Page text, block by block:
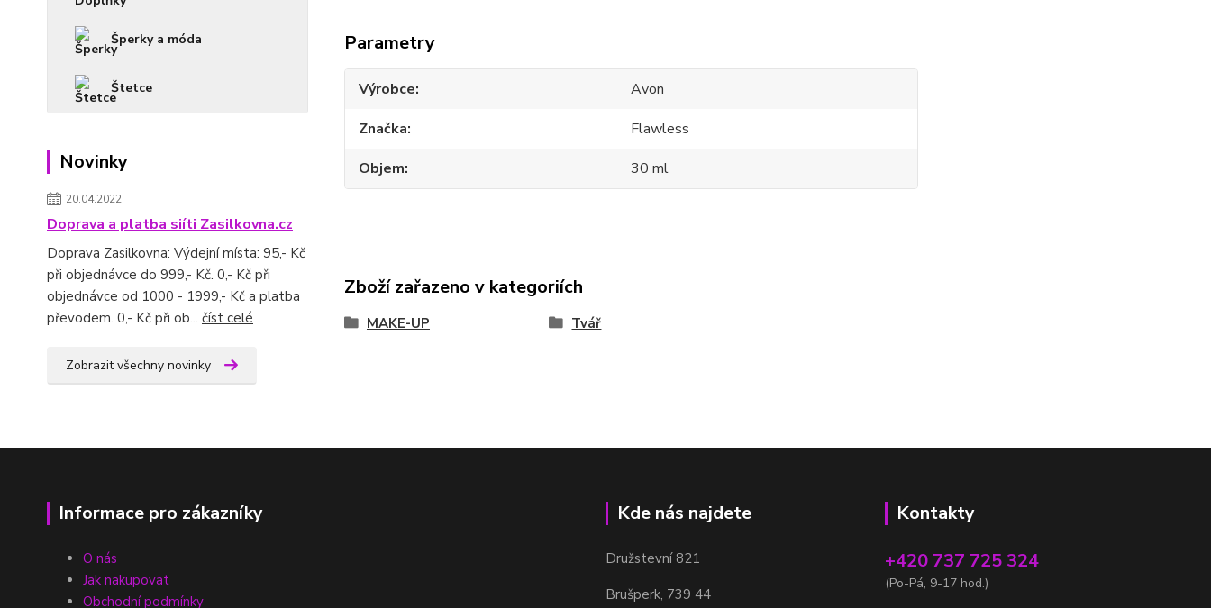
Šperky a móda
Štetce
Novinky
20.04.2022
Doprava a platba siíti Zasilkovna.cz
Doprava Zasilkovna: Výdejní místa: 95,- Kč
při objednávce do 999,- Kč. 0,- Kč při
objednávce od 1000 - 1999,- Kč a platba
převodem. 0,- Kč při ob... číst celé
Zobrazit všechny novinky
Parametry
Výrobce
Avon
Značka
Flawless
Objem
30 ml
Zboží zařazeno v kategoriích
MAKE-UP Tvář
Informace pro zákazníky
O nás
Jak nakupovat
Obchodní podmínky
Kde nás najdete
Družstevní 821
Brušperk, 739 44
Kontakty
+420 737 725 324
(Po-Pá, 9-17 hod.)